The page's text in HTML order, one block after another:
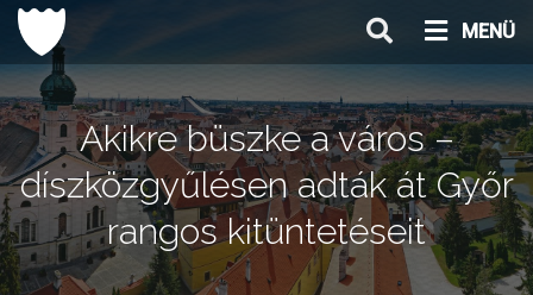
Ugrás
tartalomhoz
MENÜ
Akikre büszke a város –
díszközgyűlésen adták át Győr
rangos kitüntetéseit